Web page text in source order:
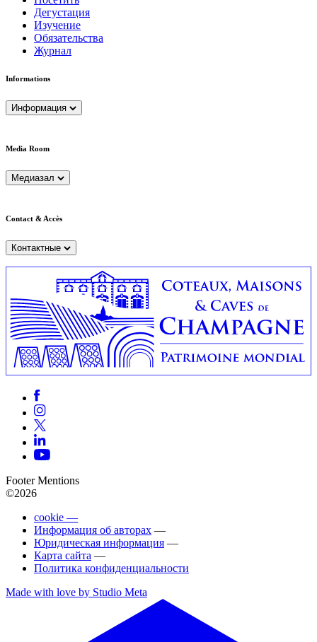
Дегустация
Изучение
Обязательства
Журнал
Informations
Информация
Media Room
Медиазал
Contact & Accès
Контактные
Footer Mentions
©2026
cookie —
Информация об авторах —
Юридическая информация —
Карта сайта —
Политика конфиденциальности
Made with love by Studio Meta